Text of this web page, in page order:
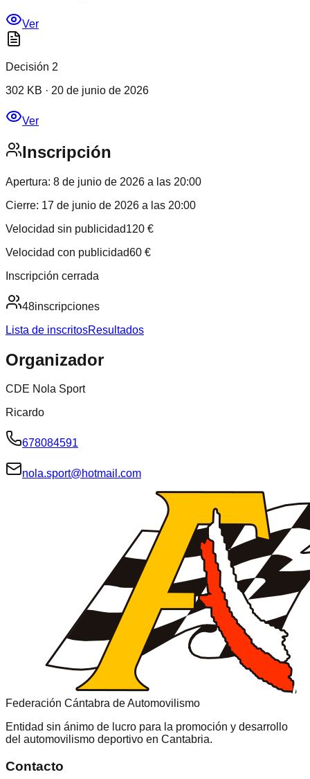
Ver
Decisión 2
302 KB · 20 de junio de 2026
Ver
Inscripción
Apertura: 8 de junio de 2026 a las 20:00
Cierre: 17 de junio de 2026 a las 20:00
Velocidad sin publicidad120 €
Velocidad con publicidad60 €
Inscripción cerrada
48inscripciones
Lista de inscritosResultados
Organizador
CDE Nola Sport
Ricardo
678084591
nola.sport@hotmail.com
Federación Cántabra de Automovilismo
Entidad sin ánimo de lucro para la promoción y desarrollo
del automovilismo deportivo en Cantabria.
Contacto